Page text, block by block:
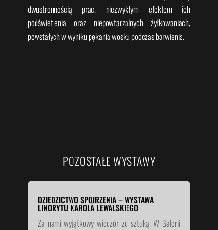
dwustronnością prac, niezwykłym efektem ich
podświetlenia oraz niepowtarzalnych żyłkowaniach,
powstałych w wyniku pękania wosku podczas barwienia.
POZOSTAŁE WYSTAWY
DZIEDZICTWO SPOJRZENIA – WYSTAWA
LINORYTU KAROLA LEWALSKIEGO
Za nami wyjątkowy wieczór ze sztuką. W Galerii